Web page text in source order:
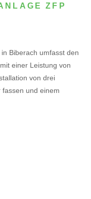
ZFP
Biberach umfasst den
einer Leistung von
von drei
fassen und einem